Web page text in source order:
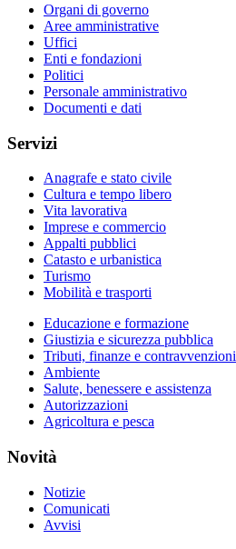
Organi di governo
Aree amministrative
Uffici
Enti e fondazioni
Politici
Personale amministrativo
Documenti e dati
Servizi
Anagrafe e stato civile
Cultura e tempo libero
Vita lavorativa
Imprese e commercio
Appalti pubblici
Catasto e urbanistica
Turismo
Mobilità e trasporti
Educazione e formazione
Giustizia e sicurezza pubblica
Tributi, finanze e contravvenzioni
Ambiente
Salute, benessere e assistenza
Autorizzazioni
Agricoltura e pesca
Novità
Notizie
Comunicati
Avvisi